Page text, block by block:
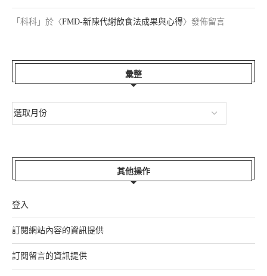
「 科科 」於〈FMD-新陳代謝飲食法成果與心得〉發佈留言
彙整
其他操作
登入
訂閱網站內容的資訊提供
訂閱留言的資訊提供